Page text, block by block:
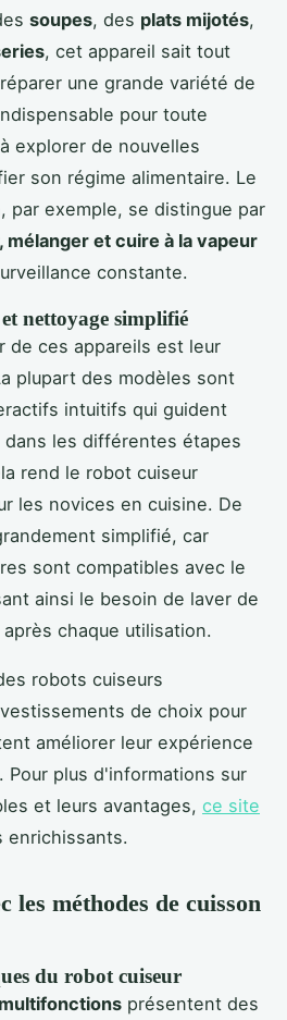
soupes, des plats mijotés,
, cet appareil sait tout
une grande variété de
pour toute
explorer de nouvelles
son régime alimentaire. Le
par exemple, se distingue par
mélanger et cuire à la vapeur
constante.
nettoyage simplifié
de ces appareils est leur
plupart des modèles sont
intuitifs qui guident
dans les différentes étapes
rend le robot cuiseur
les novices en cuisine. De
simplifié, car
sont compatibles avec le
ainsi le besoin de laver de
chaque utilisation.
robots cuiseurs
de choix pour
améliorer leur expérience
Pour plus d'informations sur
et leurs avantages, ce site
enrichissants.
les méthodes de cuisson
du robot cuiseur
présentent des